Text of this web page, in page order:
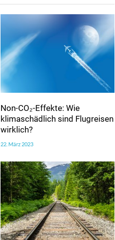
Non-CO₂-Effekte: Wie
klimaschädlich sind Flugreisen
wirklich?
22. März 2023